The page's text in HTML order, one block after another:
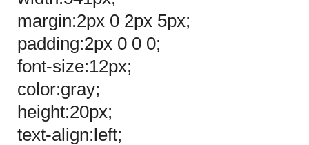
margin:2px 0 2px 5px;
padding:2px 0 0 0;
font-size:12px;
color:gray;
height:20px;
text-align:left;